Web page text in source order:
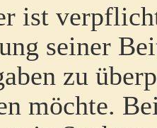
ist
seiner
zu
möchte.